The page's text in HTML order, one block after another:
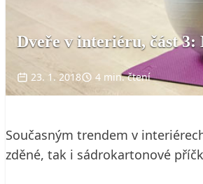
Dveře v interiéru, část
23. 1. 2018 4 min. čtení
Současným trendem v
zděné, tak i sádrokartonové